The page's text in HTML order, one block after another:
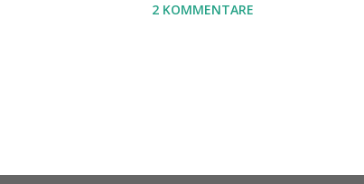
2 KOMMENTARE